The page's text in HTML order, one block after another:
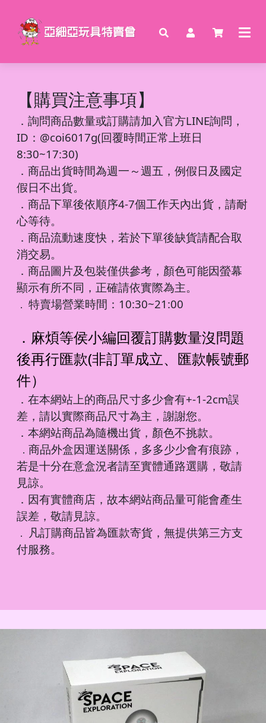
【購買注意事項】
． 詢問商品數量或訂購請加入官方LINE詢問，
ID：@coi6017g(回覆時間正常上班日
8:30~17:30)
．商品出貨時間為週一～週五，例假日及國定
假日不出貨。
．商品下單後依順序4-7個工作天內出貨，請耐
心等待。
．商品流動速度快，若於下單後缺貨請配合取
消交易。
．商品圖片及包裝僅供參考，顏色可能因螢幕
顯示有所不同，正確請依實際為主。
． 特賣場營業時間：10:30~21:00
．麻煩等侯小編回覆訂購數量沒問題
後再行匯款(非訂單成立、匯款帳號郵
件）
．在本網站上的商品尺寸多少會有+-1-2cm誤
差，請以實際商品尺寸為主，謝謝您。
．本網站商品為隨機出貨，顏色不挑款。
． 商品外盒因運送關係，多多少少會有痕跡，
若是十分在意盒況者請至實體通路選購，敬請
見諒。
．因有實體商店，故本網站商品量可能會產生
誤差，敬請見諒。
． 凡訂購商品皆為匯款寄貨，無提供第三方支
付服務。